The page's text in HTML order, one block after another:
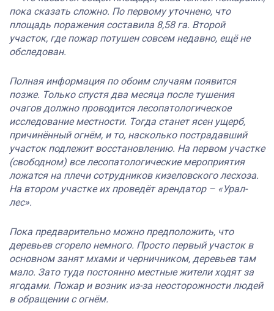
пока сказать сложно. По первому уточнено, что
площадь поражения составила 8,58 га. Второй
участок, где пожар потушен совсем недавно, ещё не
обследован.
Полная информация по обоим случаям появится
позже. Только спустя два месяца после тушения
очагов должно проводится лесопатологическое
исследование местности. Тогда станет ясен ущерб,
причинённый огнём, и то, насколько пострадавший
участок подлежит восстановлению. На первом участке
(свободном) все лесопатологические мероприятия
ложатся на плечи сотрудников кизеловского лесхоза.
На втором участке их проведёт арендатор – «Урал-
лес».
Пока предварительно можно предположить, что
деревьев сгорело немного. Просто первый участок в
основном занят мхами и черничником, деревьев там
мало. Зато туда постоянно местные жители ходят за
ягодами. Пожар и возник из-за неосторожности людей
в обращении с огнём.